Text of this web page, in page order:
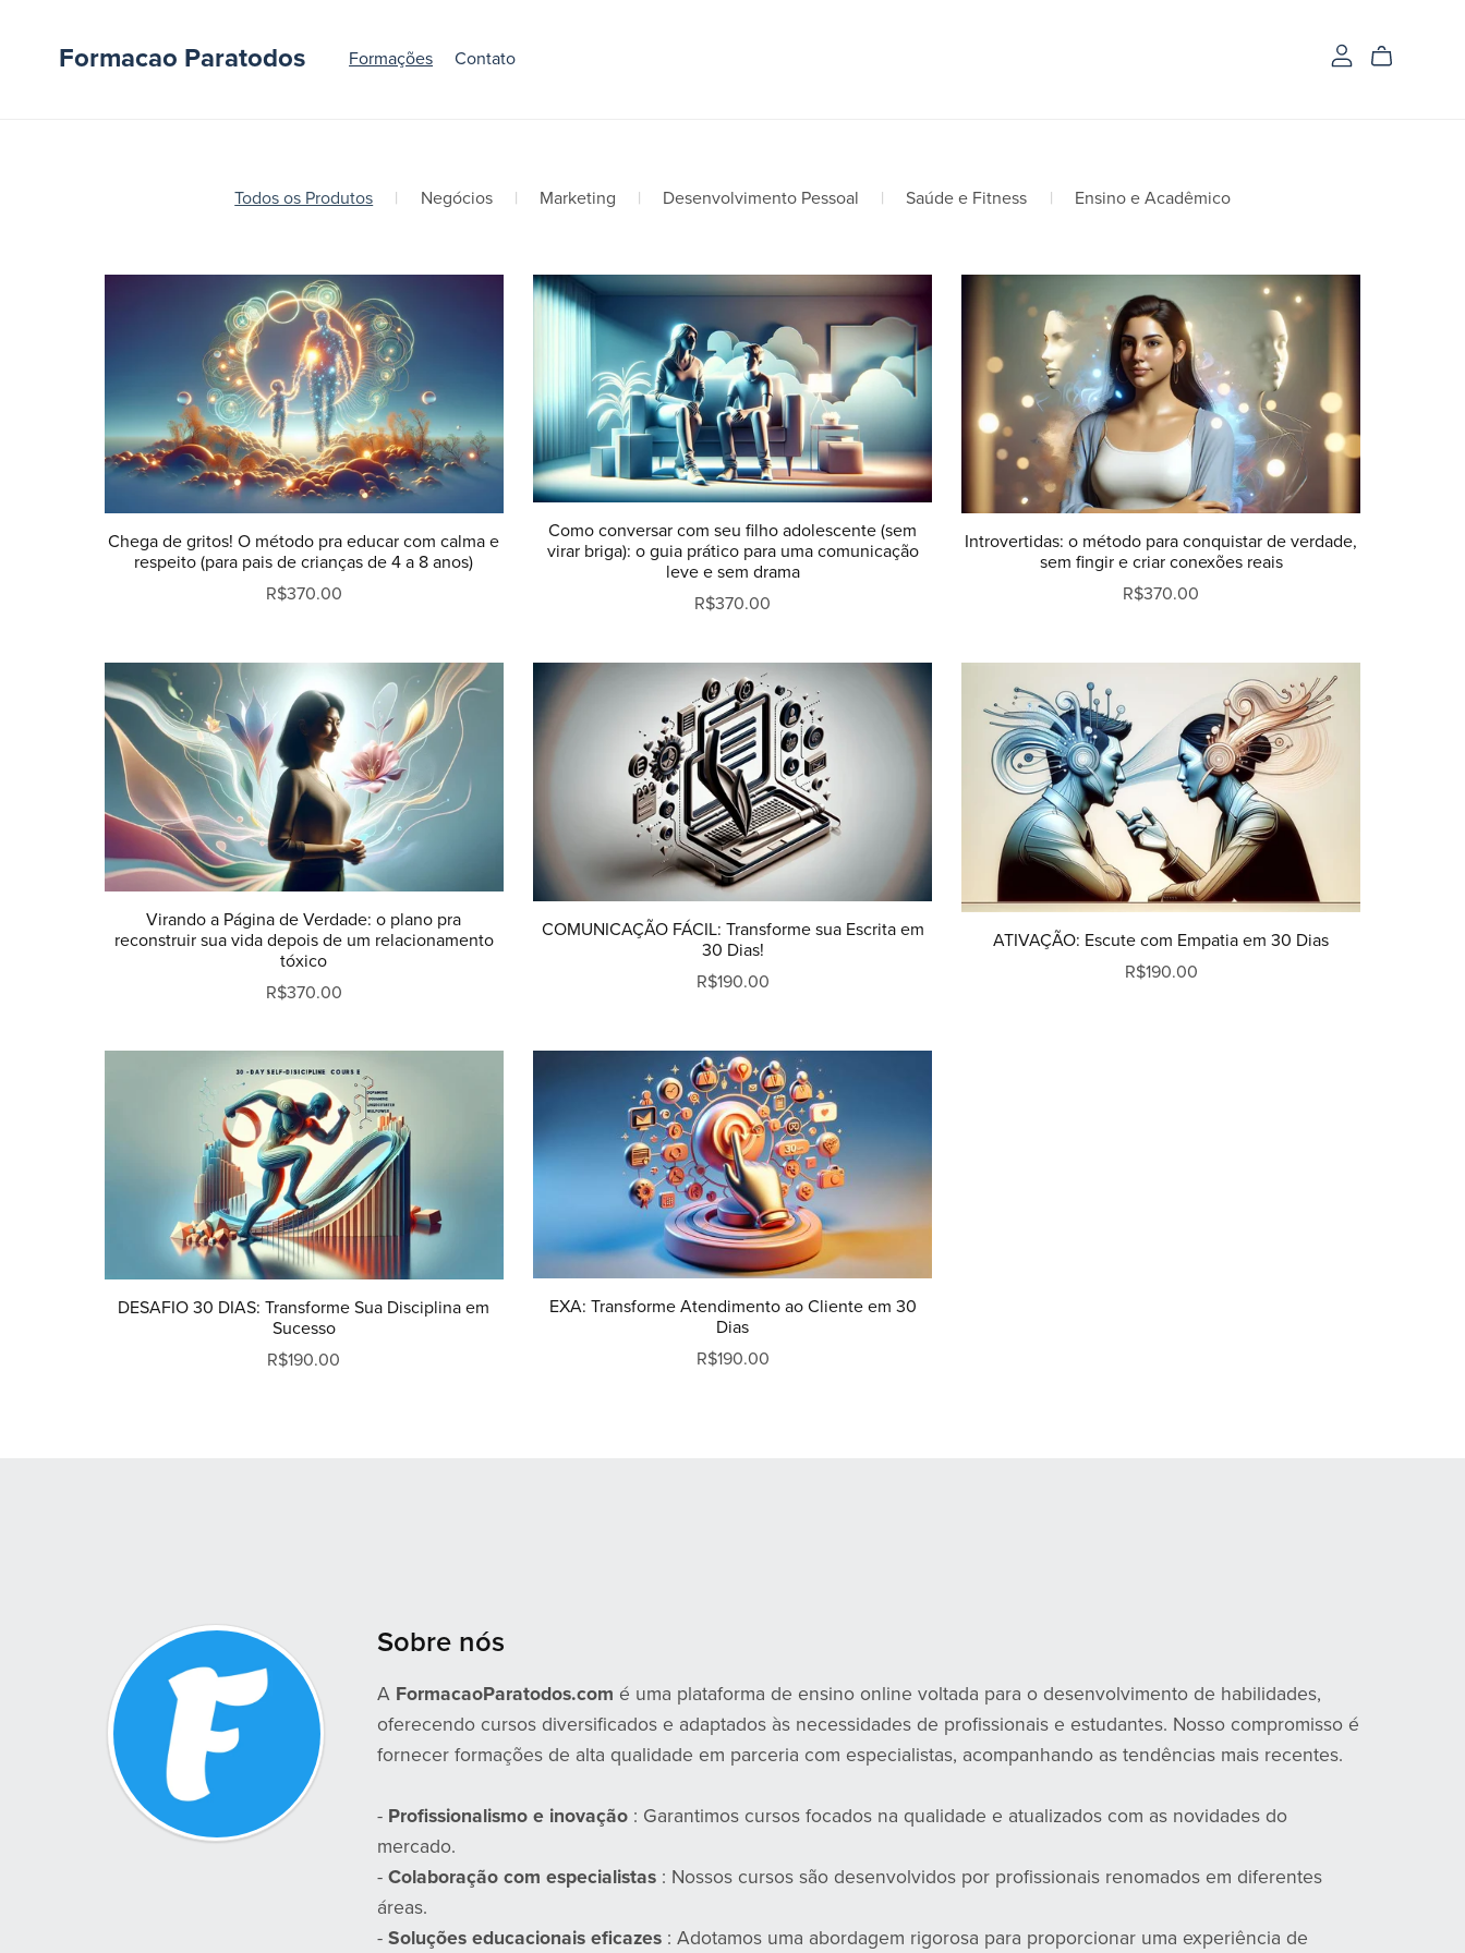
Formacao Paratodos Formações Contato
Todos os Produtos | Negócios | Marketing | Desenvolvimento Pessoal | Saúde e Fitness | Ensino e Acadêmico
Chega de gritos! O método pra educar com calma e
respeito (para pais de crianças de 4 a 8 anos)
R$370.00
Como conversar com seu filho adolescente (sem
virar briga): o guia prático para uma comunicação
leve e sem drama
R$370.00
Introvertidas: o método para conquistar de verdade,
sem fingir e criar conexões reais
R$370.00
Virando a Página de Verdade: o plano pra
reconstruir sua vida depois de um relacionamento
tóxico
R$370.00
COMUNICAÇÃO FÁCIL: Transforme sua Escrita em
30 Dias!
R$190.00
ATIVAÇÃO: Escute com Empatia em 30 Dias
R$190.00
DESAFIO 30 DIAS: Transforme Sua Disciplina em
Sucesso
R$190.00
EXA: Transforme Atendimento ao Cliente em 30
Dias
R$190.00
Sobre nós
A FormacaoParatodos.com é uma plataforma de ensino online voltada para o desenvolvimento de habilidades,
oferecendo cursos diversificados e adaptados às necessidades de profissionais e estudantes. Nosso compromisso é
fornecer formações de alta qualidade em parceria com especialistas, acompanhando as tendências mais recentes.
- Profissionalismo e inovação : Garantimos cursos focados na qualidade e atualizados com as novidades do
mercado.
- Colaboração com especialistas : Nossos cursos são desenvolvidos por profissionais renomados em diferentes
áreas.
- Soluções educacionais eficazes : Adotamos uma abordagem rigorosa para proporcionar uma experiência de